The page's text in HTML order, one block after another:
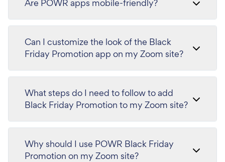
Are POWR apps mobile-friendly?
Can I customize the look of the Black
Friday Promotion app on my Zoom site?
What steps do I need to follow to add
Black Friday Promotion to my Zoom site?
Why should I use POWR Black Friday
Promotion on my Zoom site?